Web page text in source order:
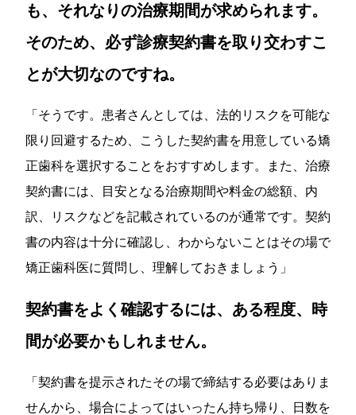
も、それなりの治療期間が求められます。
そのため、必ず診療契約書を取り交わすこ
とが大切なのですね。
「そうです。患者さんとしては、法的リスクを可能な
限り回避するため、こうした契約書を用意している矯
正歯科を選択することをおすすめします。また、治療
契約書には、目安となる治療期間や料金の総額、内
訳、リスクなどを記載されているのが通常です。契約
書の内容は十分に確認し、わからないことはその場で
矯正歯科医に質問し、理解しておきましょう」
契約書をよく確認するには、ある程度、時
間が必要かもしれません。
「契約書を提示されたその場で締結する必要はありま
せんから、場合によってはいったん持ち帰り、日数を